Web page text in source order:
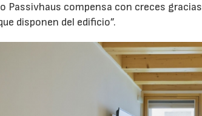
Passivhaus compensa con creces
disponen del edificio”.